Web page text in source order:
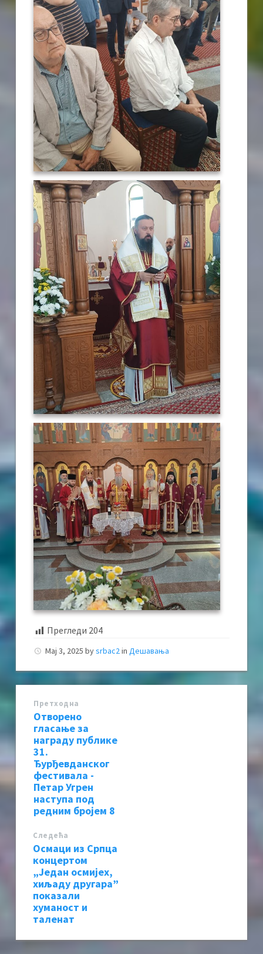
Прегледи 204
Мај 3, 2025 bysrbac2 in Дешавања
Претходна
Отворено
гласање за
награду публике
31.
Ђурђевданског
фестивала -
Петар Угрен
наступа под
редним бројем 8
Следећa
Осмаци из Српца
концертом
„Један осмијех,
хиљаду другара”
показали
хуманост и
таленат